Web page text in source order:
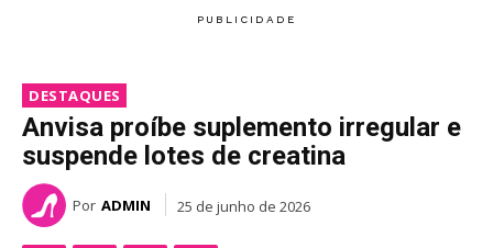
DESTAQUES
Anvisa proíbe suplemento irregular e
suspende lotes de creatina
Por ADMIN 25 de junho de 2026